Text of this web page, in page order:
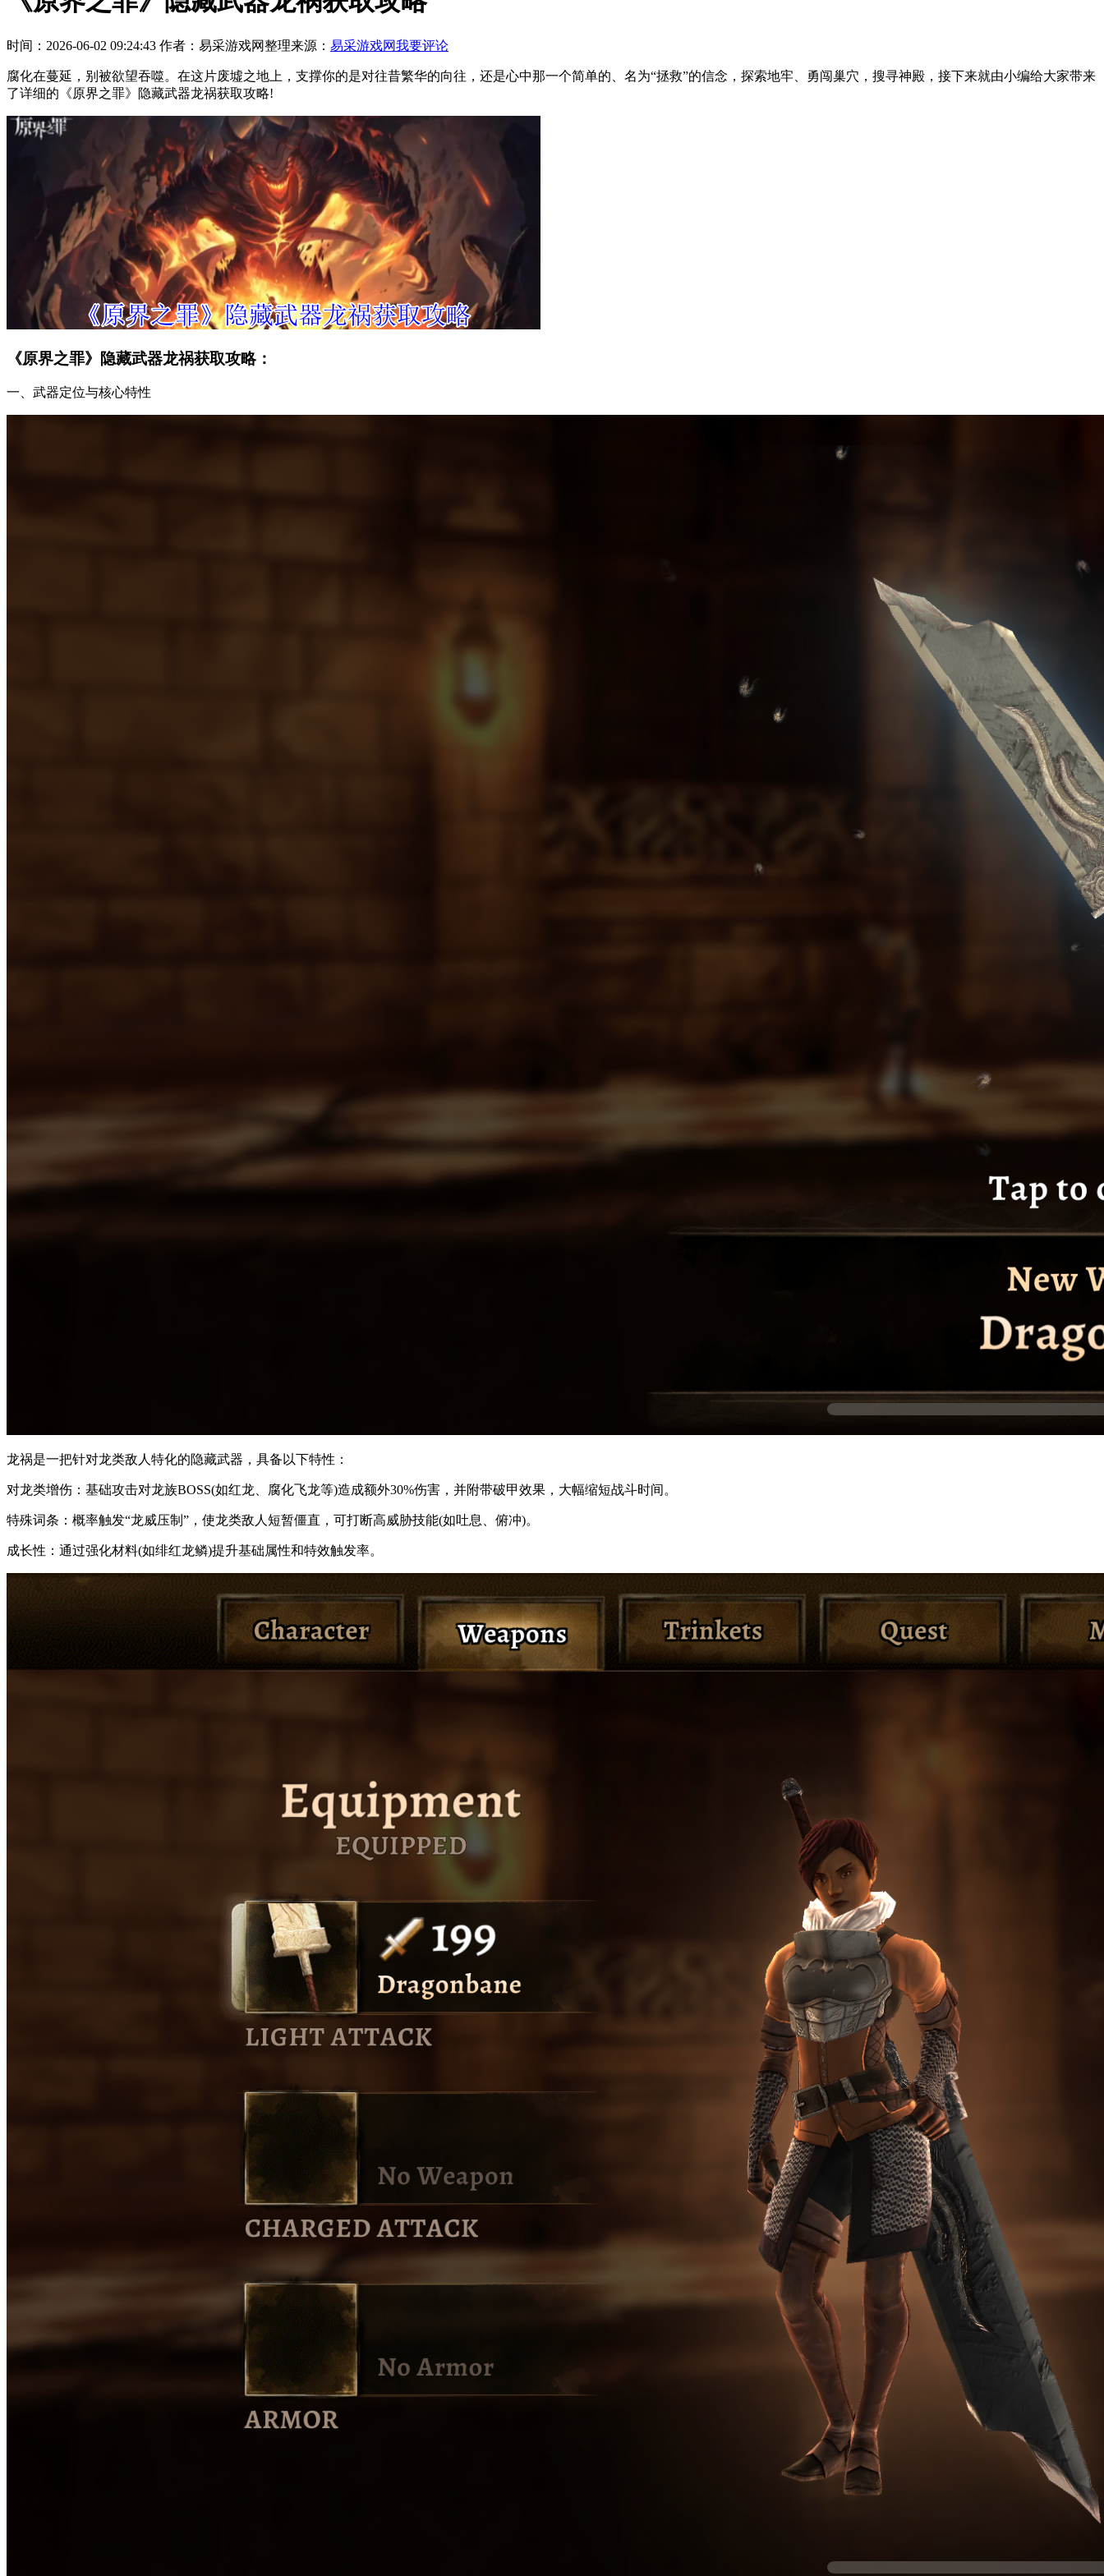
时间：2026-06-02 09:24:43 作者：易采游戏网整理来源： 易采游戏网我要评论
腐化在蔓延，别被欲望吞噬。在这片废墟之地上，支撑你的是对往昔繁华的向往，还是心中那一个简单的、名为“拯救”的信念，探索地牢、勇闯巢穴，搜寻神殿，接下来就由小编给大家带来
了详细的《原界之罪》隐藏武器龙祸获取攻略!
《原界之罪》隐藏武器龙祸获取攻略：
一、武器定位与核心特性
龙祸是一把针对龙类敌人特化的隐藏武器，具备以下特性：
对龙类增伤：基础攻击对龙族BOSS(如红龙、腐化飞龙等)造成额外30%伤害，并附带破甲效果，大幅缩短战斗时间。
特殊词条：概率触发“龙威压制”，使龙类敌人短暂僵直，可打断高威胁技能(如吐息、俯冲)。
成长性：通过强化材料(如绯红龙鳞)提升基础属性和特效触发率。